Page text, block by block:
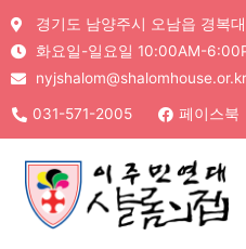
경기도 남양주시 오남읍 경복
화요일-일요일 10:00AM-
nyjshalom@shalomhouse.or.kr
031-571-2005 페이스북